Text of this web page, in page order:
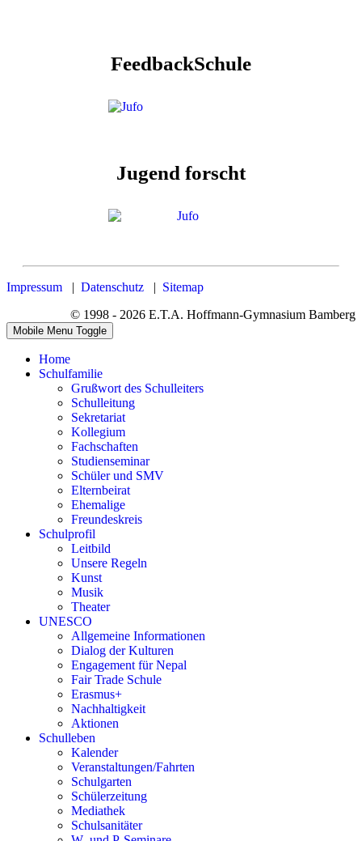
FeedbackSchule
Jugend forscht
Impressum | Datenschutz | Sitemap
© 1998 - 2026 E.T.A. Hoffmann-Gymnasium Bamberg
Mobile Menu Toggle
Home
Schulfamilie
Grußwort des Schulleiters
Schulleitung
Sekretariat
Kollegium
Fachschaften
Studienseminar
Schüler und SMV
Elternbeirat
Ehemalige
Freundeskreis
Schulprofil
Leitbild
Unsere Regeln
Kunst
Musik
Theater
UNESCO
Allgemeine Informationen
Dialog der Kulturen
Engagement für Nepal
Fair Trade Schule
Erasmus+
Nachhaltigkeit
Aktionen
Schulleben
Kalender
Veranstaltungen/Fahrten
Schulgarten
Schülerzeitung
Mediathek
Schulsanitäter